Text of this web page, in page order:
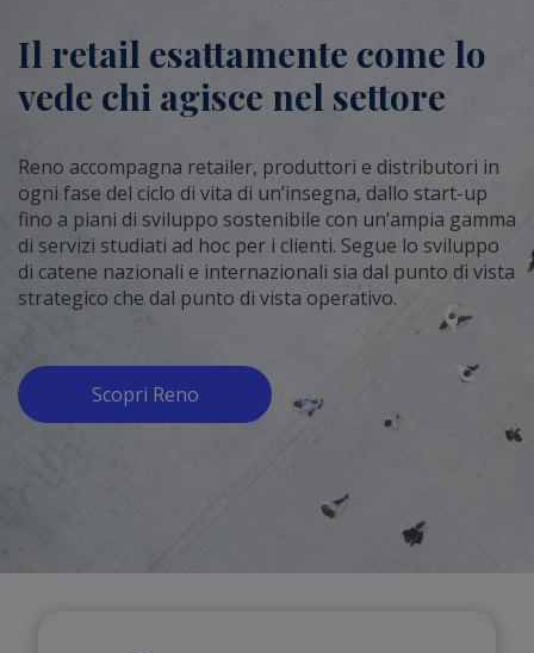
Il retail esattamente come lo
vede chi agisce nel settore
Reno accompagna retailer, produttori e distributori in
ogni fase del ciclo di vita di un’insegna, dallo start-up
fino a piani di sviluppo sostenibile con un’ampia gamma
di servizi studiati ad hoc per i clienti. Segue lo sviluppo
di catene nazionali e internazionali sia dal punto di vista
strategico che dal punto di vista operativo.
Scopri Reno